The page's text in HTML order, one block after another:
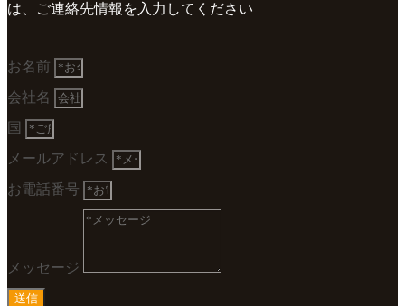
は、ご連絡先情報を入力してください
お名前
会社名
国
メールアドレス
お電話番号
メッセージ
送信